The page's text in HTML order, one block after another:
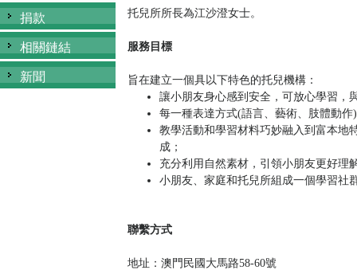
捐款
相關鏈結
新聞
托兒所所長為江沙澄女士。
服務目標
旨在建立一個具以下特色的托兒機構：
讓小朋友身心感到安全，可放心學習，
每一種表達方式(語言、藝術、肢體動
教學活動和學習材料巧妙融入到富本地
成；
充分利用自然素材，引領小朋友更好理
小朋友、家庭和托兒所組成一個學習社
聯繫方式
地址：澳門民國大馬路58-60號